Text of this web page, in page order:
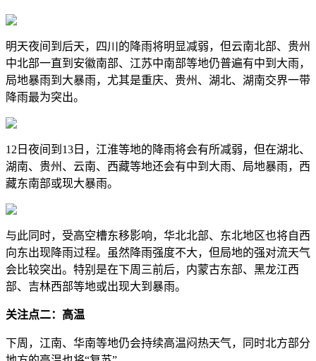
明天夜间到后天，四川的降雨将明显减弱，但云南北部、贵州
中北部一直到安徽南部、江苏中南部等地仍普遍有中到大雨，
局地暴雨到大暴雨，尤其是重庆、贵州、湖北、湖南交界一带
降雨最为突出。
12日夜间到13日，江淮等地的降雨将会有所减弱，但在湖北、
湖南、贵州、云南、西藏等地还会有中到大雨、局地暴雨，西
藏东南部或现大暴雨。
与此同时，受高空槽东移影响，华北北部、东北地区也将自西
向东出现降雨过程。虽然降雨强度不大，但局地的强对流天气
会比较突出。特别是在下周三前后，内蒙古东部、黑龙江西
部、吉林西部等地或出现大到暴雨。
关注点二：高温
下周，江南、华南等地仍会持续高温闷热天气，同时北方部分